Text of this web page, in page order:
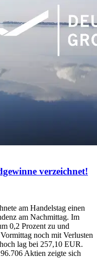
verzeichnet!
am Handelstag einen
am Nachmittag. Im
0,2 Prozent zu und
noch mit Verlusten
lag bei 257,10 EUR.
Aktien zeigte sich